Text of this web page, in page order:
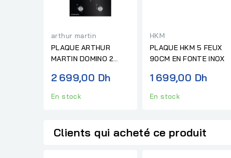
arthur martin
PLAQUE ARTHUR
MARTIN DOMINO 2
2 699,00 Dh
En stock
HKM
PLAQUE HKM 5 FEUX
90CM EN FONTE INOX
1 699,00 Dh
En stock
Clients qui acheté ce produit